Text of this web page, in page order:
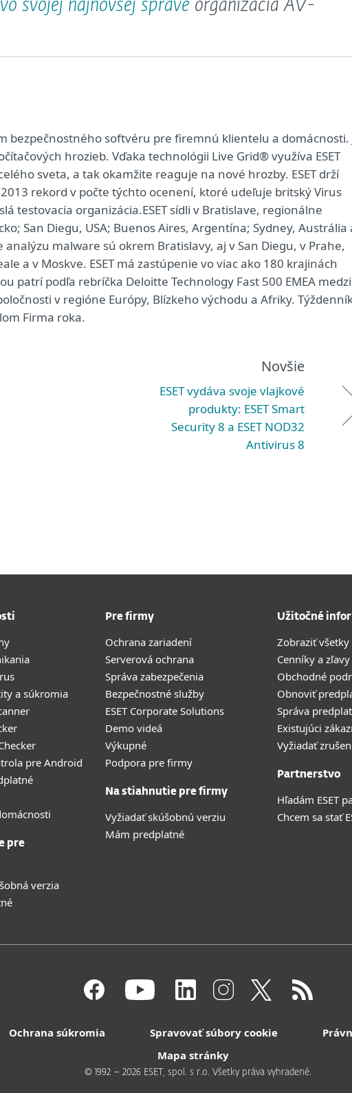
vo svojej najnovšej správe organizácia AV-
bezpečnostného softvéru pre firemnú klientelu a domácnosti.
hrozieb. Vďaka technológii Live Grid® využíva ESET
sveta, a tak okamžite reaguje na nové hrozby. ESET drží
rekord v počte týchto ocenení, ktoré udeľuje britský Virus
testovacia organizácia.ESET sídli v Bratislave, regionálne
San Diegu, USA; Buenos Aires, Argentína; Sydney, Austrália
analýzu malware sú okrem Bratislavy, aj v San Diegu, v Prahe,
a v Moskve. ESET má zastúpenie vo viac ako 180 krajinách
patrí podľa rebríčka Deloitte Technology Fast 500 EMEA medzi
v regióne Európy, Blízkeho východu a Afriky.
Firma roka.
Novšie
ESET vydáva svoje vlajkové
produkty: ESET Smart
Security 8 a ESET NOD32
Antivirus 8
a súkromia
pre Android
pre
verzia
Pre firmy
Ochrana zariadení
Serverová ochrana
Správa zabezpečenia
Bezpečnostné služby
ESET Corporate Solutions
Demo videá
Výkupné
Podpora pre firmy
Na stiahnutie pre firmy
Vyžiadať skúšobnú verziu
Mám predplatné
Užitočné
Zobraziť
Cenníky a zľavy
Obchodné
Obnoviť
Správa
Existujúci
Vyžiadať
Partnerstvo
Hľadám ESET
Chcem sa stať
Ochrana súkromia Spravovať súbory cookie
Mapa stránky
© 1992 – 2026 ESET, spol. s r.o. Všetky práva vyhradené.